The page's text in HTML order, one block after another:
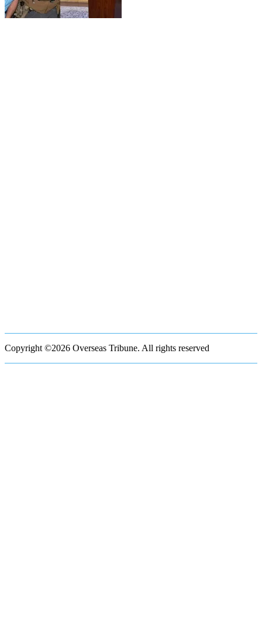
Copyright ©2026 Overseas Tribune. All rights reserved